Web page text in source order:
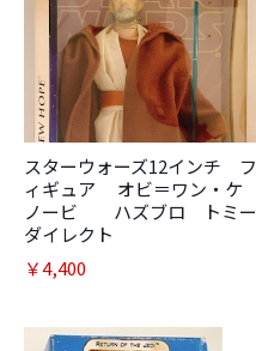
スターウォーズ12インチ フ
ィギュア オビ＝ワン・ケ
ノービ ハズブロ トミー
ダイレクト
￥4,400